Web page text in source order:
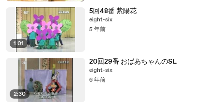
1:01
5回48番 紫陽花
eight-six
5 年前
2:30
20回29番 おばあちゃんのSL
eight-six
6 年前